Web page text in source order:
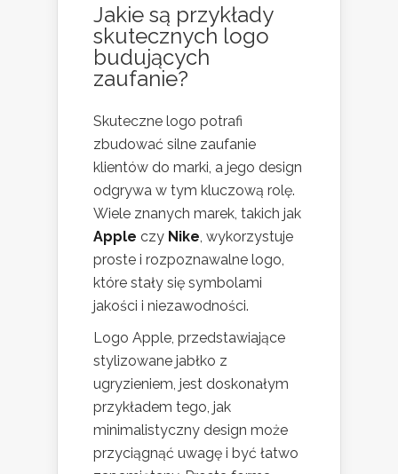
Jakie są przykłady
skutecznych logo
budujących
zaufanie?
Skuteczne logo potrafi
zbudować silne zaufanie
klientów do marki, a jego design
odgrywa w tym kluczową rolę.
Wiele znanych marek, takich jak
Apple czy Nike , wykorzystuje
proste i rozpoznawalne logo,
które stały się symbolami
jakości i niezawodności.
Logo Apple, przedstawiające
stylizowane jabłko z
ugryzieniem, jest doskonałym
przykładem tego, jak
minimalistyczny design może
przyciągnąć uwagę i być łatwo